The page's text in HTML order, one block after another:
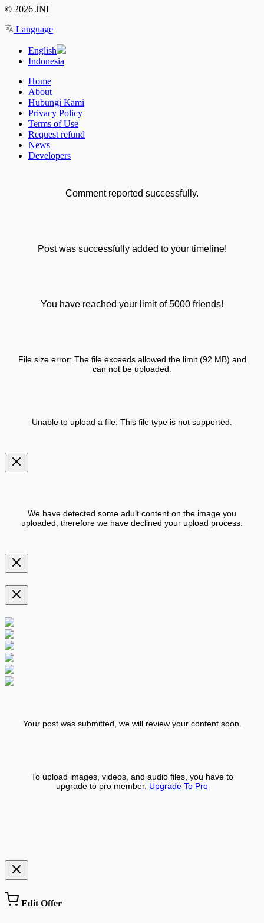
© 2026 JNI
Language
English
Indonesia
Home
About
Hubungi Kami
Privacy Policy
Terms of Use
Request refund
News
Developers
Comment reported successfully.
Post was successfully added to your timeline!
You have reached your limit of 5000 friends!
File size error: The file exceeds allowed the limit (92 MB) and
can not be uploaded.
Unable to upload a file: This file type is not supported.
We have detected some adult content on the image you
uploaded, therefore we have declined your upload process.
Your post was submitted, we will review your content soon.
To upload images, videos, and audio files, you have to
upgrade to pro member. Upgrade To Pro
Edit Offer